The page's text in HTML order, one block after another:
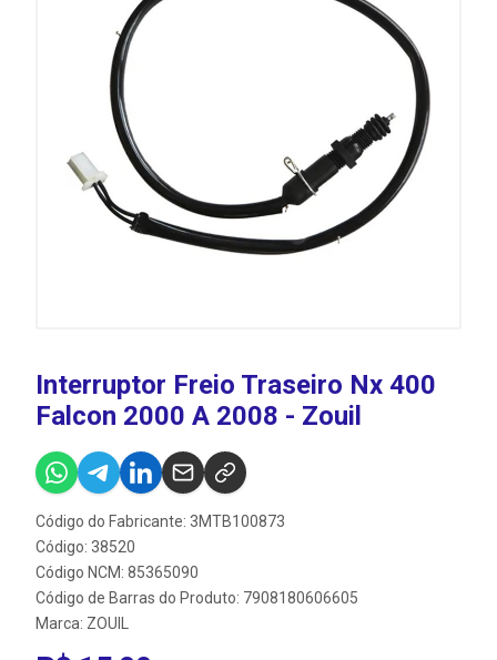
Interruptor Freio Traseiro Nx 400
Falcon 2000 A 2008 - Zouil
Código do Fabricante: 3MTB100873
Código: 38520
Código NCM: 85365090
Código de Barras do Produto: 7908180606605
Marca: ZOUIL